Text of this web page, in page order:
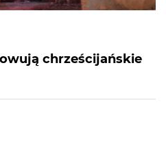
chrześcijańskie